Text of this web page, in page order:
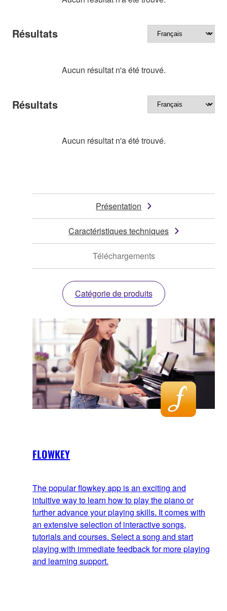
Résultats
Aucun résultat n'a été trouvé.
Résultats
Aucun résultat n'a été trouvé.
Présentation
Caractéristiques techniques
Téléchargements
Catégorie de produits
FLOWKEY
The popular flowkey app is an exciting and
intuitive way to learn how to play the piano or
further advance your playing skills. It comes with
an extensive selection of interactive songs,
tutorials and courses. Select a song and start
playing with immediate feedback for more playing
and learning support.